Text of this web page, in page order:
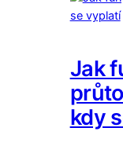
Jak
kdy